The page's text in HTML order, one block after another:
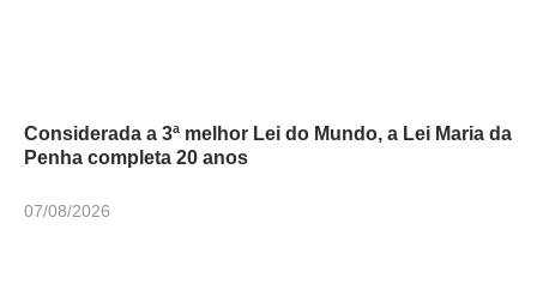
Considerada a 3ª melhor Lei do Mundo, a Lei Maria da
Penha completa 20 anos
07/08/2026